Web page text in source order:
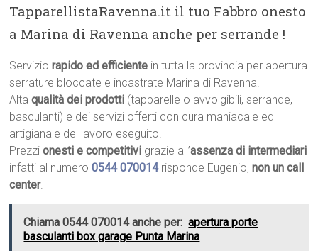
TapparellistaRavenna.it il tuo Fabbro onesto
a Marina di Ravenna anche per serrande !
Serviziorapido ed efficiente in tutta la provincia per apertura
serrature bloccate e incastrate Marina di Ravenna.
Altaqualità dei prodotti (tapparelle o avvolgibili, serrande,
basculanti) e dei servizi offerti con cura maniacale ed
artigianale del lavoro eseguito.
Prezzionesti e competitivi grazie all’assenza di intermediari
infatti al numero0544 070014 risponde Eugenio,non un call
center.
Chiama 0544 070014 anche per: apertura porte
basculanti box garage Punta Marina